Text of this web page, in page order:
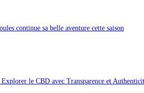
continue sa belle aventure cette saison
le CBD avec Transparence et